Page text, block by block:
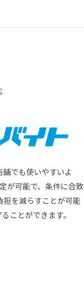
でも使いやすいよ
が可能で、条件に合致
を減らすことが可能
ことができます。